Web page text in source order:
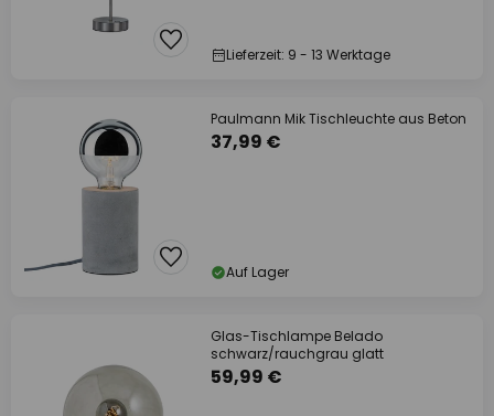
Lieferzeit: 9 - 13 Werktage
Paulmann Mik Tischleuchte aus Beton
37,99 €
Auf Lager
Glas-Tischlampe Belado
schwarz/rauchgrau glatt
59,99 €